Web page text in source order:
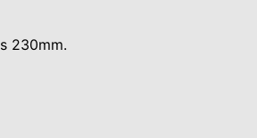
230mm.